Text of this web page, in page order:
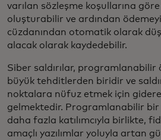
varılan sözleşme koşullarına
oluşturabilir ve ardından ödemeyi
cüzdanından otomatik olarak
alacak olarak kaydedebilir.
Siber saldırılar, programlanabilir
büyük tehditlerden biridir ve
noktalara nüfuz etmek için
gelmektedir. Programlanabilir
daha fazla katılımcıyla birlikte,
amaçlı yazılımlar yoluyla artan